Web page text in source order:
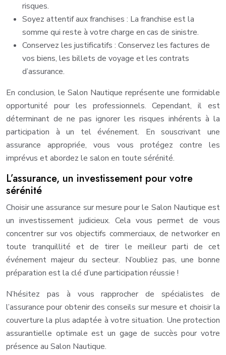
risques.
Soyez attentif aux franchises : La franchise est la
somme qui reste à votre charge en cas de sinistre.
Conservez les justificatifs : Conservez les factures de
vos biens, les billets de voyage et les contrats
d’assurance.
En conclusion, le Salon Nautique représente une formidable
opportunité pour les professionnels. Cependant, il est
déterminant de ne pas ignorer les risques inhérents à la
participation à un tel événement. En souscrivant une
assurance appropriée, vous vous protégez contre les
imprévus et abordez le salon en toute sérénité.
L’assurance, un investissement pour votre
sérénité
Choisir une assurance sur mesure pour le Salon Nautique est
un investissement judicieux. Cela vous permet de vous
concentrer sur vos objectifs commerciaux, de networker en
toute tranquillité et de tirer le meilleur parti de cet
événement majeur du secteur. N’oubliez pas, une bonne
préparation est la clé d’une participation réussie !
N’hésitez pas à vous rapprocher de spécialistes de
l’assurance pour obtenir des conseils sur mesure et choisir la
couverture la plus adaptée à votre situation. Une protection
assurantielle optimale est un gage de succès pour votre
présence au Salon Nautique.